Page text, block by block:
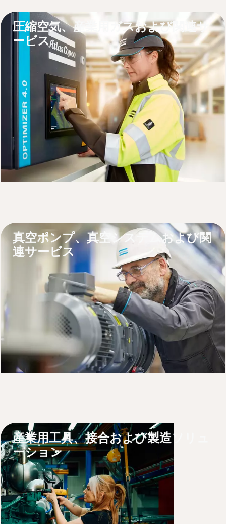
圧縮空気、産業用ガスおよび関連サ
ービス
製品について詳しくはこちら
サービスまたはサポート依頼はこちら
真空ポンプ、真空システムおよび関
連サービス
製品について詳しくはこちら
サービスのご依頼はこちら
ポンプ、オイル、部品をオンラインで購入
産業用工具、接合および製造ソリュ
ーション